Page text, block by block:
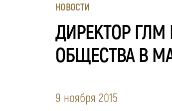
НОВОСТИ
ДИРЕКТОР ГЛМ
ОБЩЕСТВА В
9 ноября 2015